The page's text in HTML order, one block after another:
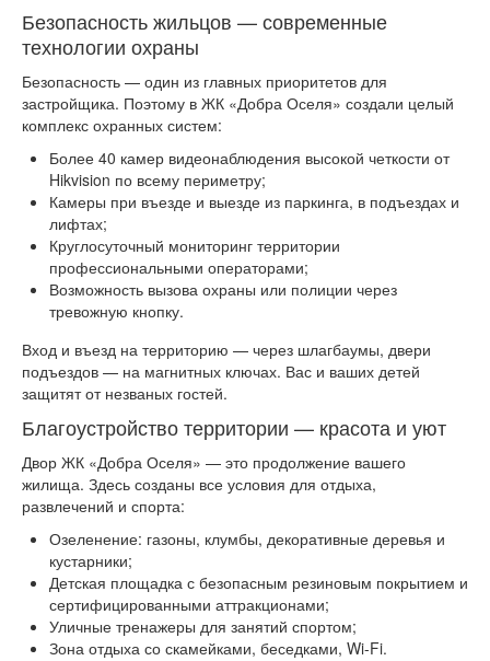
Безопасность жильцов — современные
технологии охраны
Безопасность — один из главных приоритетов для
застройщика. Поэтому в ЖК «Добра Оселя» создали целый
комплекс охранных систем:
Более 40 камер видеонаблюдения высокой четкости от
Hikvision по всему периметру;
Камеры при въезде и выезде из паркинга, в подъездах и
лифтах;
Круглосуточный мониторинг территории
профессиональными операторами;
Возможность вызова охраны или полиции через
тревожную кнопку.
Вход и въезд на территорию — через шлагбаумы, двери
подъездов — на магнитных ключах. Вас и ваших детей
защитят от незваных гостей.
Благоустройство территории — красота и уют
Двор ЖК «Добра Оселя» — это продолжение вашего
жилища. Здесь созданы все условия для отдыха,
развлечений и спорта:
Озеленение: газоны, клумбы, декоративные деревья и
кустарники;
Детская площадка с безопасным резиновым покрытием и
сертифицированными аттракционами;
Уличные тренажеры для занятий спортом;
Зона отдыха со скамейками, беседками, Wi-Fi.